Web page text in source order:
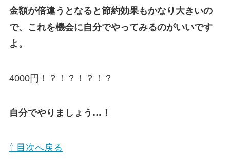
金額が倍違うとなると節約効果もかなり大きいの
で、これを機会に自分でやってみるのがいいです
よ。
4000円！？！？！？！？
自分でやりましょう…！
⇧ 目次へ戻る